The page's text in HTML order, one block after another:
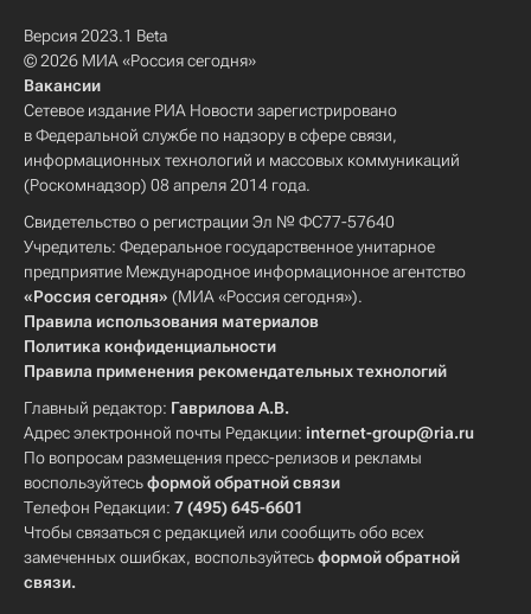
Версия 2023.1 Beta
© 2026 МИА «Россия сегодня»
Вакансии
Сетевое издание РИА Новости зарегистрировано
в Федеральной службе по надзору в сфере связи,
информационных технологий и массовых коммуникаций
(Роскомнадзор) 08 апреля 2014 года.
Свидетельство о регистрации Эл № ФС77-57640
Учредитель: Федеральное государственное унитарное
предприятие Международное информационное агентство
«Россия сегодня» (МИА «Россия сегодня»).
Правила использования материалов
Политика конфиденциальности
Правила применения рекомендательных технологий
Главный редактор: Гаврилова А.В.
Адрес электронной почты Редакции: internet-group@ria.ru
По вопросам размещения пресс-релизов и рекламы
воспользуйтесьформой обратной связи
Телефон Редакции: 7 (495) 645-6601
Чтобы связаться с редакцией или сообщить обо всех
замеченных ошибках, воспользуйтесьформой обратной
связи.